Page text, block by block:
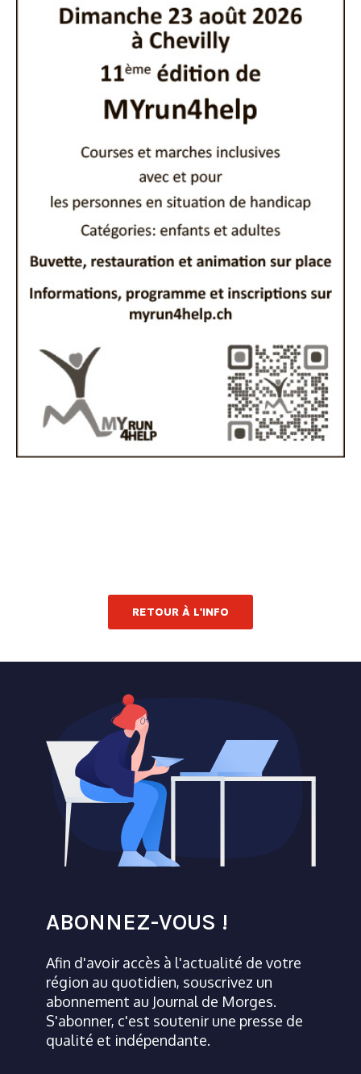
RETOUR À L'INFO
ABONNEZ-VOUS !
Afin d'avoir accès à l'actualité de votre
région au quotidien, souscrivez un
abonnement au Journal de Morges.
S'abonner, c'est soutenir une presse de
qualité et indépendante.